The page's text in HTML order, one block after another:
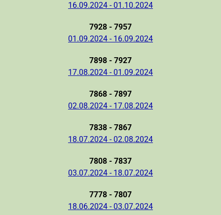
16.09.2024 - 01.10.2024
7928 - 7957
01.09.2024 - 16.09.2024
7898 - 7927
17.08.2024 - 01.09.2024
7868 - 7897
02.08.2024 - 17.08.2024
7838 - 7867
18.07.2024 - 02.08.2024
7808 - 7837
03.07.2024 - 18.07.2024
7778 - 7807
18.06.2024 - 03.07.2024